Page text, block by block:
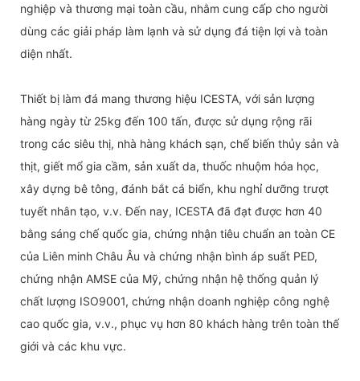
nghiệp và thương mại toàn cầu, nhằm cung cấp cho người
dùng các giải pháp làm lạnh và sử dụng đá tiện lợi và toàn
diện nhất.
Thiết bị làm đá mang thương hiệu ICESTA, với sản lượng
hàng ngày từ 25kg đến 100 tấn, được sử dụng rộng rãi
trong các siêu thị, nhà hàng khách sạn, chế biến thủy sản và
thịt, giết mổ gia cầm, sản xuất da, thuốc nhuộm hóa học,
xây dựng bê tông, đánh bắt cá biển, khu nghỉ dưỡng trượt
tuyết nhân tạo, v.v. Đến nay, ICESTA đã đạt được hơn 40
bằng sáng chế quốc gia, chứng nhận tiêu chuẩn an toàn CE
của Liên minh Châu Âu và chứng nhận bình áp suất PED,
chứng nhận AMSE của Mỹ, chứng nhận hệ thống quản lý
chất lượng ISO9001, chứng nhận doanh nghiệp công nghệ
cao quốc gia, v.v., phục vụ hơn 80 khách hàng trên toàn thế
giới và các khu vực.